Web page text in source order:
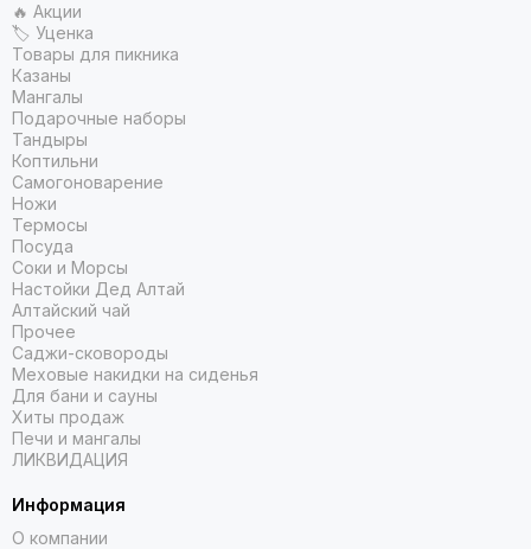
🔥 Акции
🏷 Уценка
Товары для пикника
Казаны
Мангалы
Подарочные наборы
Тандыры
Коптильни
Самогоноварение
Ножи
Термосы
Посуда
Соки и Морсы
Настойки Дед Алтай
Алтайский чай
Прочее
Саджи-сковороды
Меховые накидки на сиденья
Для бани и сауны
Хиты продаж
Печи и мангалы
ЛИКВИДАЦИЯ
Информация
О компании